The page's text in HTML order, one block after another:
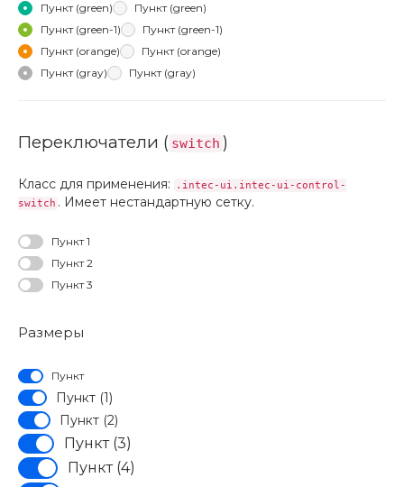
Пункт (green)
Пункт (green)
Пункт (green-1)
Пункт (green-1)
Пункт (orange)
Пункт (orange)
Пункт (gray)
Пункт (gray)
Переключатели ( switch )
Класс для применения:
.intec-ui.intec-ui-control-
switch . Имеет нестандартную сетку.
Пункт 1
Пункт 2
Пункт 3
Размеры
Пункт
Пункт (1)
Пункт (2)
Пункт (3)
Пункт (4)